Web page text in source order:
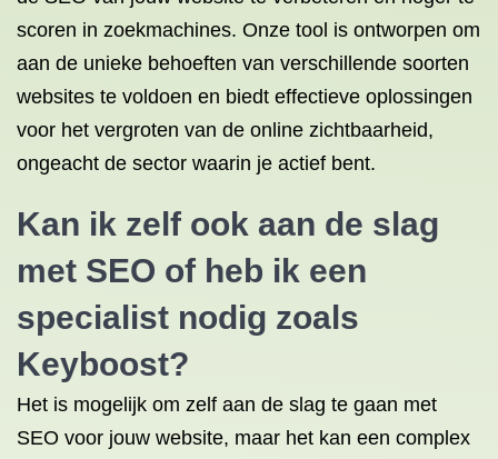
scoren in zoekmachines. Onze tool is ontworpen om
aan de unieke behoeften van verschillende soorten
websites te voldoen en biedt effectieve oplossingen
voor het vergroten van de online zichtbaarheid,
ongeacht de sector waarin je actief bent.
Kan ik zelf ook aan de slag
met SEO of heb ik een
specialist nodig zoals
Keyboost?
Het is mogelijk om zelf aan de slag te gaan met
SEO voor jouw website, maar het kan een complex